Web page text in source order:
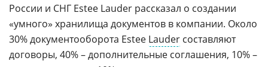
России и СНГ Estee Lauder рассказал о создании
«умного» хранилища документов в компании. Около
30% документооборота Estee Lauder составляют
договоры, 40% – дополнительные соглашения, 10% –